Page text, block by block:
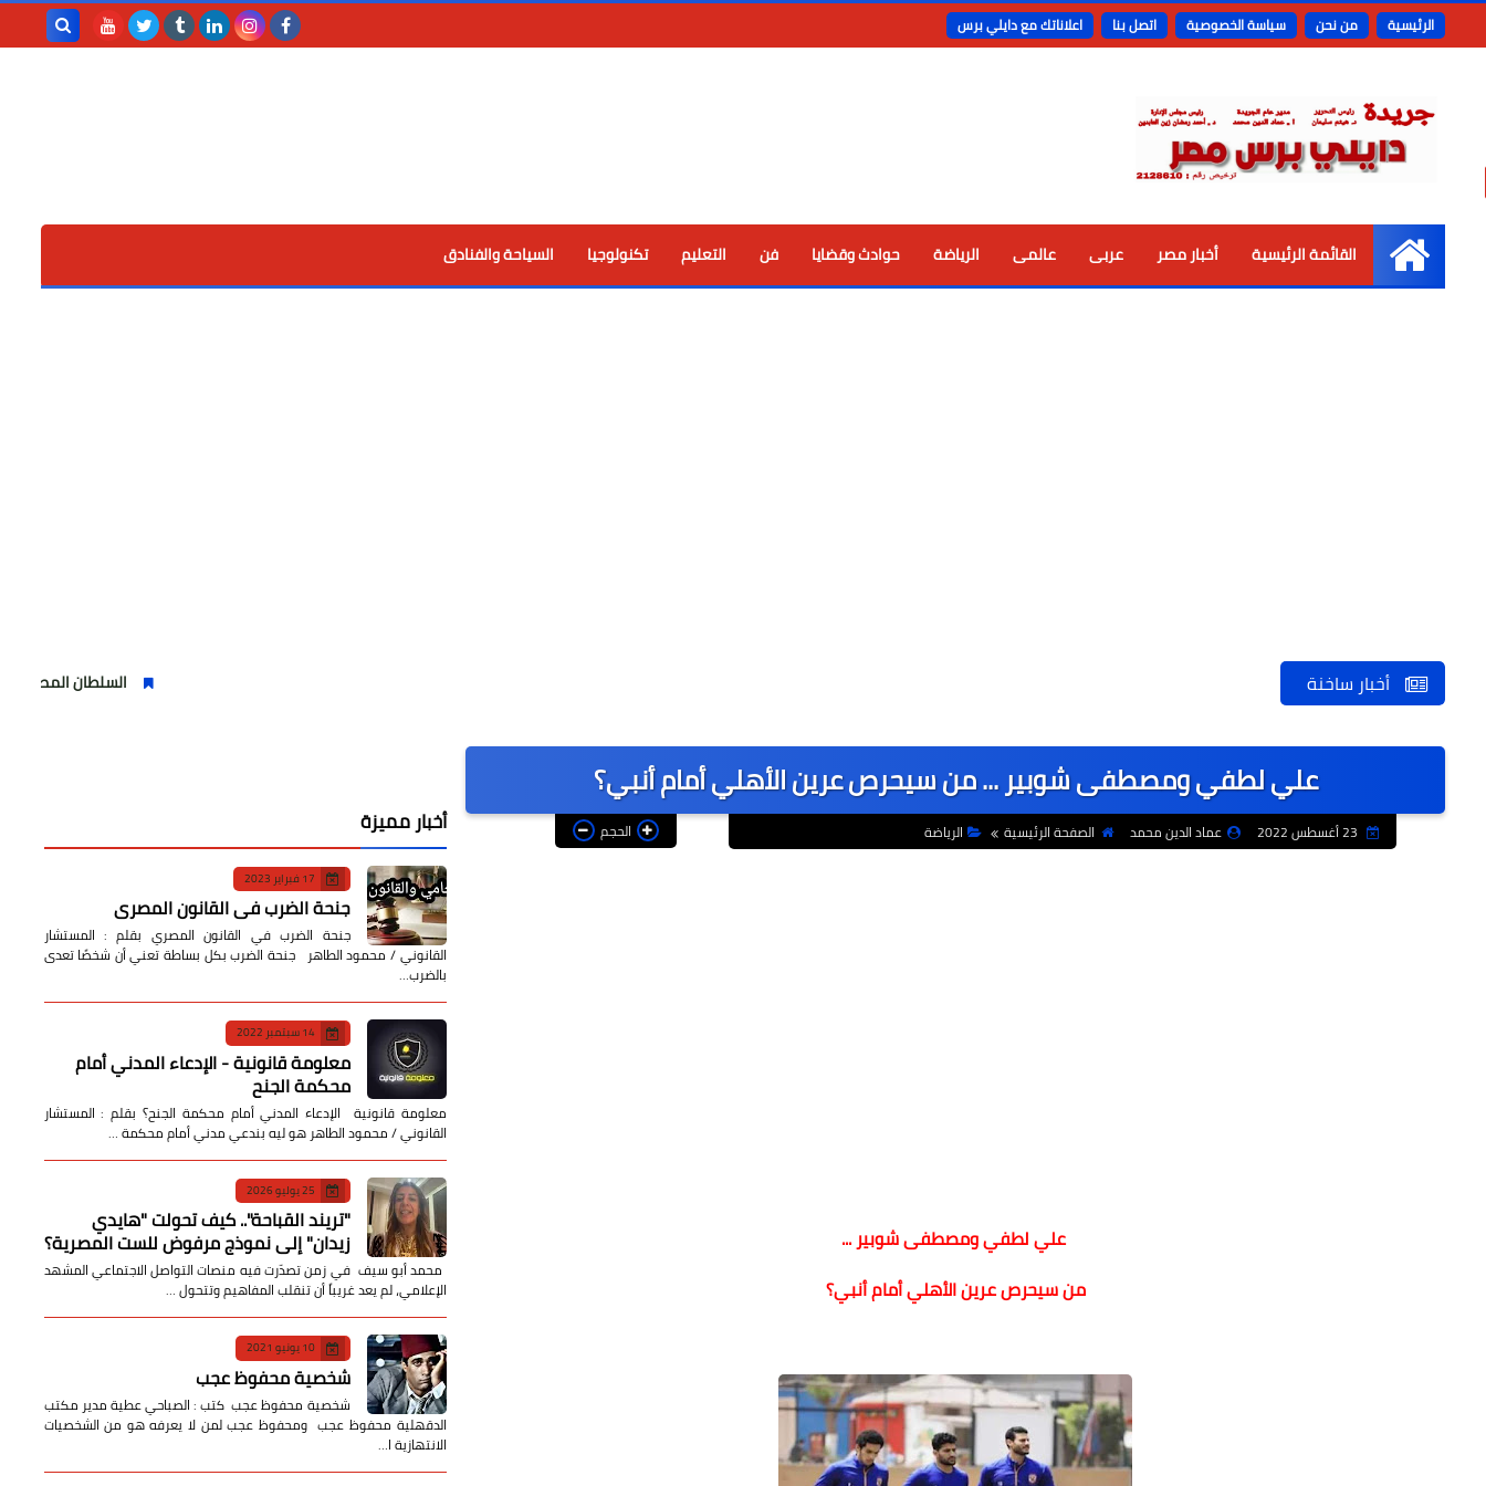
الرئيسية من نحن سياسة الخصوصية اتصل بنا اعلاناتك مع دايلي برس
الرئيسية
القائمة الرئيسية أخبار مصر عربى عالمى الرياضة حوادث وقضايا فن التعليم تكنولوجيا السياحة والفنادق
أخبار ساخنة السلطان المصري واستقبال
علي لطفي ومصطفى شوبير ... من سيحرص عرين الأهلي أمام أنبي؟
عماد الدين محمد الصفحة الرئيسية الرياضة الحجم
علي لطفي ومصطفى شوبير ...
من سيحرص عرين الأهلي أمام أنبي؟
أخبار مميزة
17 فبراير 2023
جنحة الضرب في القانون المصري
جنحة الضرب في القانون المصري بقلم : المستشار
القانوني / محمود الطاهر جنحة الضرب بكل بساطة تعني أن شخصًا تعدى
بالضرب…
14 سبتمبر 2022
معلومة قانونية - الإدعاء المدني أمام
محكمة الجنح
معلومة قانونية الإدعاء المدني أمام محكمة الجنح؟ بقلم : المستشار
القانوني / محمود الطاهر هو ليه بندعي مدني أمام محكمة …
25 يوليو 2026
​"تريند القباحة".. كيف تحولت "هايدي
زيدان" إلى نموذج مرفوض للست المصرية؟
​ محمد أبو سيف ​في زمن تصدّرت فيه منصات التواصل الاجتماعي المشهد
الإعلامي، لم يعد غريباً أن تنقلب المفاهيم وتتحول …
10 يونيو 2021
شخصية محفوظ عجب
شخصية محفوظ عجب كتب : الصباحي عطية مدير مكتب
الدقهلية محفوظ عجب ومحفوظ عجب لمن لا يعرفه هو من الشخصيات
الانتهازية ا…